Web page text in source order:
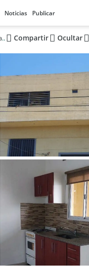
Noticias Publicar
Departamento 2 ambientes al frente - Villa Bosch Compartir Ocultar